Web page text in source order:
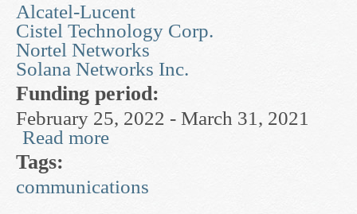
Alcatel-Lucent
Cistel Technology Corp.
Nortel Networks
Solana Networks Inc.
Funding period:
February 25, 2022 - March 31, 2021
Read more
Tags:
communications